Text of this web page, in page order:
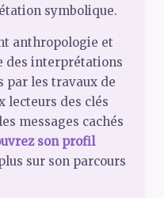
symbolique.
anthropologie et
des interprétations
par les travaux de
lecteurs des clés
messages cachés
son profil
sur son parcours